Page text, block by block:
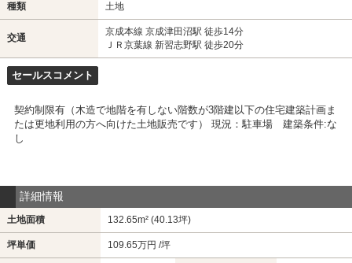
種類 土地
交通
京成本線 京成津田沼駅 徒歩14分
ＪＲ京葉線 新習志野駅 徒歩20分
セールスコメント
契約制限有（木造で地階を有しない階数が3階建以下の住宅建築計画ま
たは更地利用の方へ向けた土地販売です） 現況：駐車場 建築条件:な
し
詳細情報
土地面積 132.65m² (40.13坪)
坪単価 109.65万円 /坪